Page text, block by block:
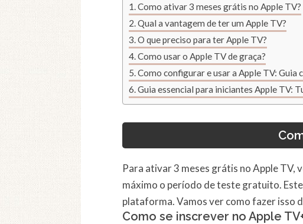
Como ativar 3 meses grátis no Apple TV?
Qual a vantagem de ter um Apple TV?
O que preciso para ter Apple TV?
Como usar o Apple TV de graça?
Como configurar e usar a Apple TV: Guia
Guia essencial para iniciantes Apple TV:
Para ativar 3 meses grátis no Apple TV,
máximo o período de teste gratuito.
plataforma. Vamos ver como fazer isso
Como se inscrever no Apple